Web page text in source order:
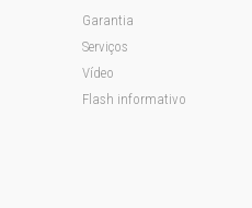
Garantia
Serviços
Vídeo
Flash informativo